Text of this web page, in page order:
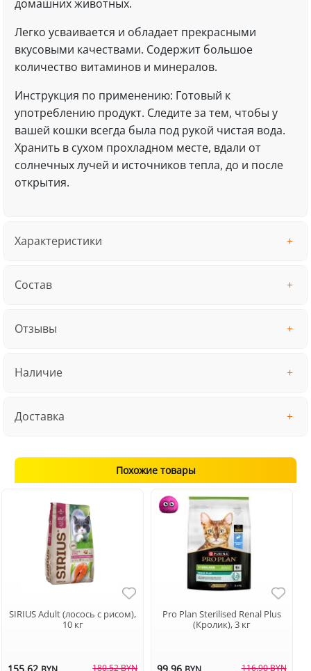
домашних животных.
Легко усваивается и обладает прекрасными
вкусовыми качествами. Содержит большое
количество витаминов и минералов.
Инструкция по применению: Готовый к
употреблению продукт. Следите за тем, чтобы у
вашей кошки всегда была под рукой чистая вода.
Хранить в сухом прохладном месте, вдали от
солнечных лучей и источников тепла, до и после
открытия.
Характеристики
Состав
Отзывы
Наличие
Доставка
Похожие товары
SIRIUS Adult (лосось с рисом),
10 кг
180.52 BYN
Pro Plan Sterilised Renal Plus
(Кролик), 3 кг
116.90 BYN